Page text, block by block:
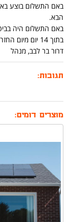
באם התשלום בוצע
הבא.
באם התשלום היה
בתוך 14 יום מיום החזרת המוצר.
דרור בר לבב, מנהל
תגובות:
מוצרים דומים: